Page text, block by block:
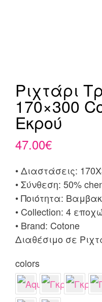
Ριχτάρι
170×300
Εκρού
47.00€
• Διαστάσεις:
• Σύνθεση: 50%
• Ποιότητα:
• Collection: 4
• Brand: Cotone
Διαθέσιμο σε
colors